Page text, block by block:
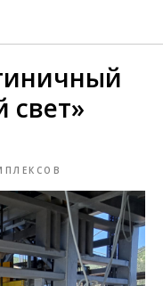
свет»